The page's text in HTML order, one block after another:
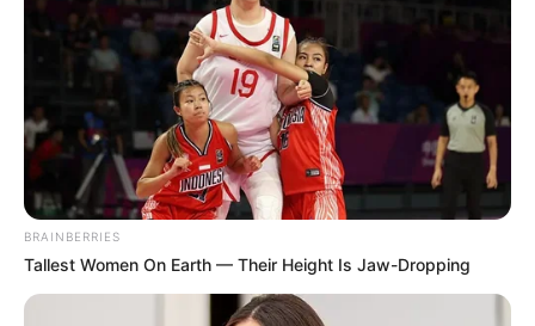
BRAINBERRIES
Tallest Women On Earth — Their Height Is Jaw-Dropping